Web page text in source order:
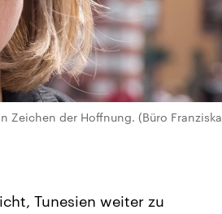
Zeichen der Hoffnung. (Büro Franziska
Tunesien weiter zu